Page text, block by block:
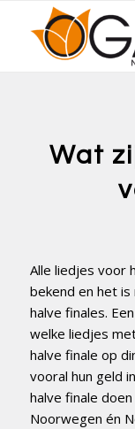
Wat
Alle liedjes voor
bekend en het is
halve finales.
welke liedjes
halve finale op
vooral hun geld
halve finale
Noorwegen én